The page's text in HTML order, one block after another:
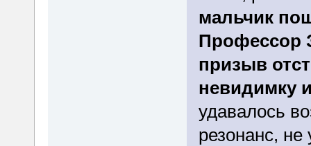
мальчик
Профессор
призыв
невидимку
удавалось
резонанс, не